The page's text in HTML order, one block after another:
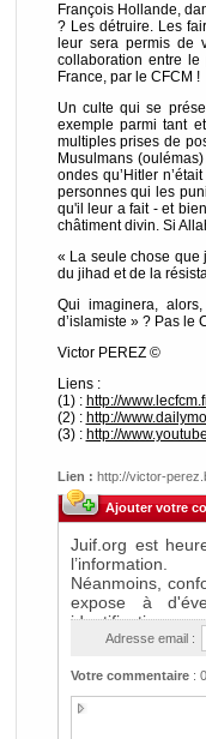
François Hollande,
? Les détruire. Les
leur sera permis de
collaboration entre
France, par le CFCM !
Un culte qui se
exemple parmi tant
multiples prises de
Musulmans
ondes qu’Hitler
personnes qui les
qu'il leur a fait - et
châtiment divin. Si
« La seule chose que
du jihad et de la
Qui imaginera,
d’islamiste » ? Pas le
Victor PEREZ ©
Liens :
(1) : http://
(2) : http://
(3) : http://
Lien : http://victor-
Ajouter votre
Adresse email :
Votre commentaire: 0